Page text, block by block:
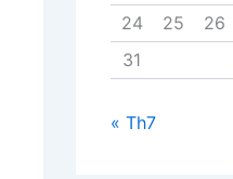
24
25 26
31
« Th7